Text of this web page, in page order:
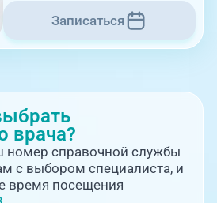
Записаться
врача?
номер справочной службы
с выбором специалиста, и
время посещения